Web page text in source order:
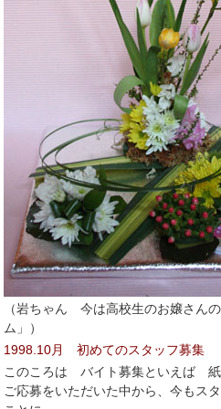
（岩ちゃん 今は高校生のお嬢さん
ム」）
1998.10月 初めてのスタッフ募集
このころは バイト募集といえば 紙
ご応募をいただいた中から、今もス